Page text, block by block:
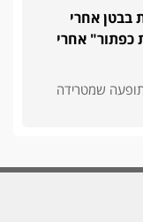
בבטן אחרי
כפתור" אחרי
תופעה שמטרידה